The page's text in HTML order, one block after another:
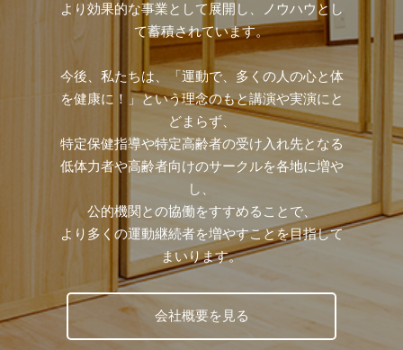
より効果的な事業として展開し、ノウハウとし
て蓄積されています。
今後、私たちは、「運動で、多くの人の心と体
を健康に！」という理念のもと講演や実演にと
どまらず、
特定保健指導や特定高齢者の受け入れ先となる
低体力者や高齢者向けのサークルを各地に増や
し、
公的機関との協働をすすめることで、
より多くの運動継続者を増やすことを目指して
まいります。
会社概要を見る